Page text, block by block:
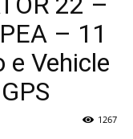
– 11
e Vehicle
1267